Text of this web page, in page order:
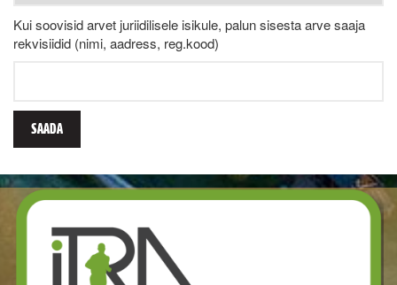
Kui soovisid arvet juriidilisele isikule, palun sisesta arve saaja
rekvisiidid (nimi, aadress, reg.kood)